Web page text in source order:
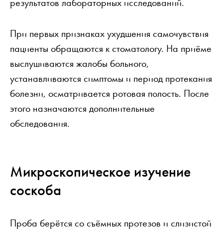
При первых признаках ухудшения самочувствия
пациенты обращаются к стоматологу. На приёме
выслушиваются жалобы больного,
устанавливаются симптомы и период протекания
болезни, осматривается ротовая полость. После
этого назначаются дополнительные
обследования.
Микроскопическое изучение
соскоба
Проба берётся со съёмных протезов и слизистой